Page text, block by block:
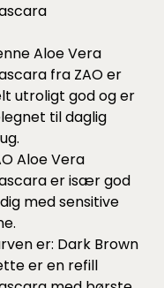
Aloe Vera
fra ZAO er
utroligt god og er
til daglig
Aloe Vera
er især god
med sensitive
er: Dark Brown
er en refill